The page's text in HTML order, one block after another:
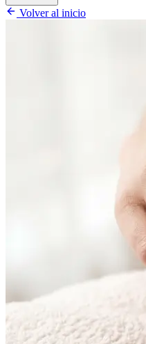
Volver al inicio